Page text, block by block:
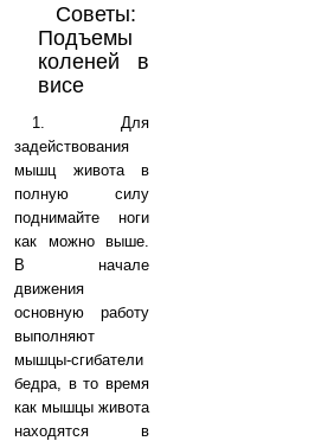
Советы:
Подъемы
коленей в
висе
1. Для
задействования
мышц живота в
полную силу
поднимайте ноги
как можно выше.
В начале
движения
основную работу
выполняют
мышцы-сгибатели
бедра, в то время
как мышцы живота
находятся в